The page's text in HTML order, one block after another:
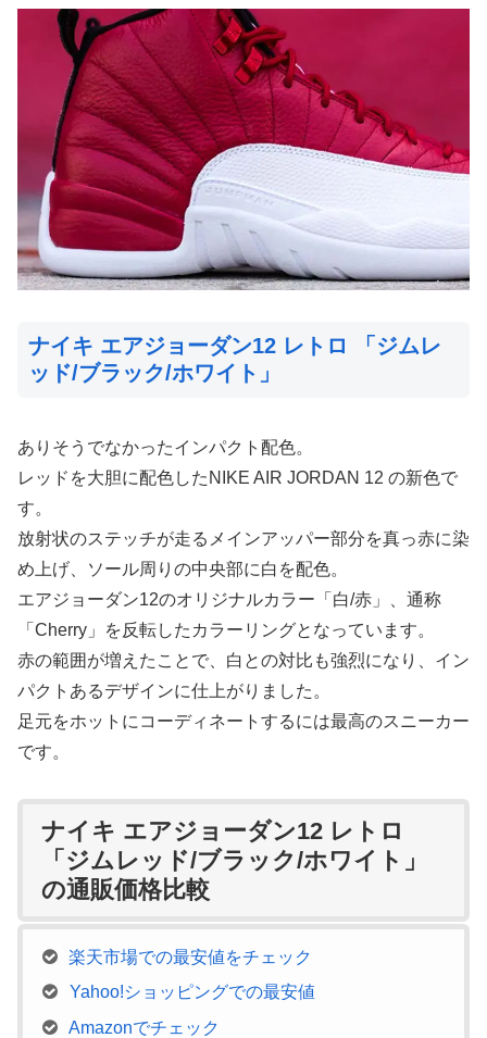
ナイキ エアジョーダン12 レトロ 「ジムレ
ッド/ブラック/ホワイト」
ありそうでなかったインパクト配色。
レッドを大胆に配色したNIKE AIR JORDAN 12 の新色で
す。
放射状のステッチが走るメインアッパー部分を真っ赤に染
め上げ、ソール周りの中央部に白を配色。
エアジョーダン12のオリジナルカラー「白/赤」、通称
「Cherry」を反転したカラーリングとなっています。
赤の範囲が増えたことで、白との対比も強烈になり、イン
パクトあるデザインに仕上がりました。
足元をホットにコーディネートするには最高のスニーカー
です。
ナイキ エアジョーダン12 レトロ
「ジムレッド/ブラック/ホワイト」
の通販価格比較
楽天市場での最安値をチェック
Yahoo!ショッピングでの最安値
Amazonでチェック